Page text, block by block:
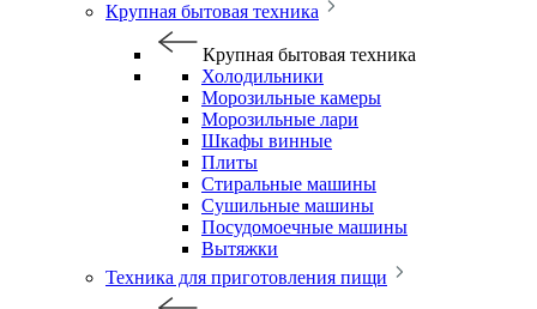
Крупная бытовая техника
Крупная бытовая техника
Холодильники
Морозильные камеры
Морозильные лари
Шкафы винные
Плиты
Стиральные машины
Сушильные машины
Посудомоечные машины
Вытяжки
Техника для приготовления пищи